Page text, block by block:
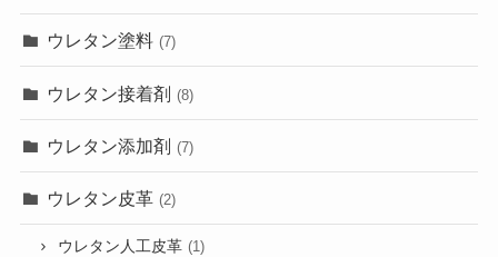
ウレタン塗料 (7)
ウレタン接着剤 (8)
ウレタン添加剤 (7)
ウレタン皮革 (2)
ウレタン人工皮革 (1)